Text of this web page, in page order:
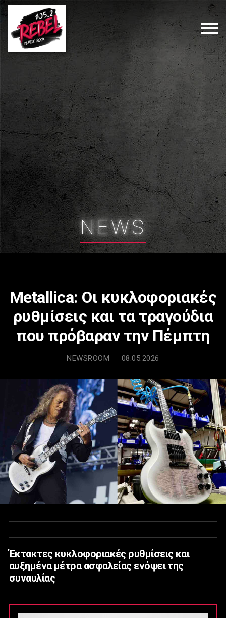
NEWS
Metallica: Οι κυκλοφοριακές
ρυθμίσεις και τα τραγούδια
που πρόβαραν την Πέμπτη
NEWSROOM 08.05.2026
Έκτακτες κυκλοφοριακές ρυθμίσεις και
αυξημένα μέτρα ασφαλείας ενόψει της
συναυλίας